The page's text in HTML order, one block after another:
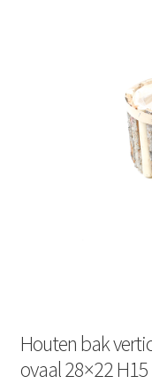
Houten bak
ovaal 28×22